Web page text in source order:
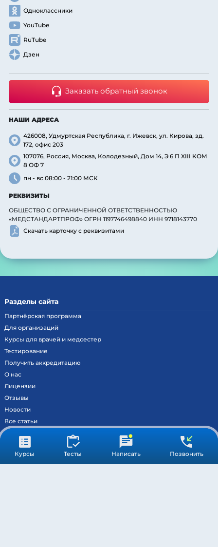
Курсы Тесты Написать Позвонить
Одноклассники
YouTube
RuTube
Дзен
Заказать обратный звонок
НАШИ АДРЕСА
426008, Удмуртская Республика, г. Ижевск, ул. Кирова, зд.
172, офис 203
107076, Россия, Москва, Колодезный, Дом 14, Э 6 П XIII КОМ
8 ОФ 7
пн - вс 08:00 - 21:00 МСК
РЕКВИЗИТЫ
ОБЩЕСТВО С ОГРАНИЧЕННОЙ ОТВЕТСТВЕННОСТЬЮ
«МЕДСТАНДАРТПРОФ» ОГРН 1197746498840 ИНН 9718143770
Скачать карточку с реквизитами
Разделы сайта
Партнёрская программа
Для организаций
Курсы для врачей и медсестер
Тестирование
Получить аккредитацию
О нас
Лицензии
Отзывы
Новости
Все статьи
Контакты
Вход на образовательный портал
Сведения